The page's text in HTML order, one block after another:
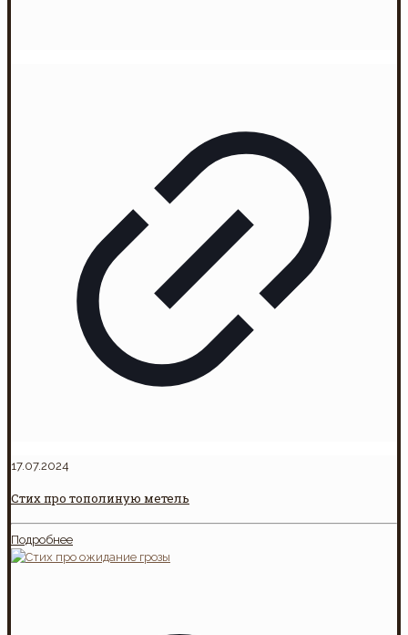
17.07.2024
Стих про тополиную метель
Подробнее